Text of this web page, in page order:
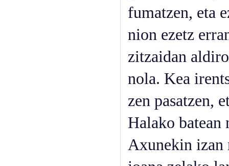
fumatzen, eta
nion ezetz
zitzaidan
nola. Kea
zen pasatzen,
Halako batean
Axunekin izan